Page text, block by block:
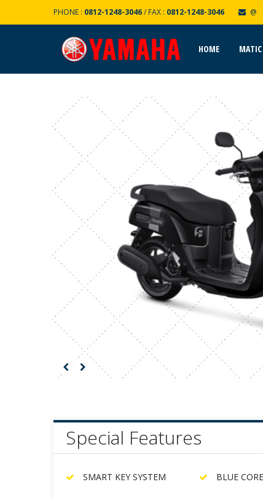
PHONE : 0812-1248-3046/ FAX : 0812-1248-3046 @
HOME MATIC
Special Features
SMART KEY SYSTEM BLUE